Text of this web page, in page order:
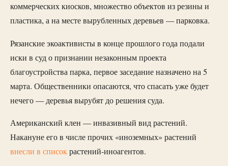
коммерческих киосков, множество объектов из резины и
пластика, а на месте вырубленных деревьев — парковка.
Рязанские экоактивисты в конце прошлого года подали
иски в суд о признании незаконным проекта
благоустройства парка, первое заседание назначено на 5
марта. Общественники опасаются, что спасать уже будет
нечего — деревья вырубят до решения суда.
Американский клен — инвазивный вид растений.
Накануне его в числе прочих «иноземных» растений
внесли в списокрастений-иноагентов.